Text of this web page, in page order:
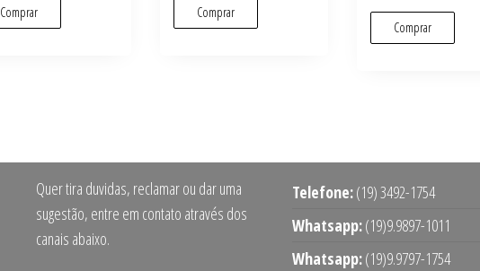
Comprar Comprar
Comprar
Quer tira duvidas, reclamar ou dar uma
sugestão, entre em contato através dos
canais abaixo.
Telefone:(19) 3492-1754
Whatsapp:(19)9.9897-1011
Whatsapp:(19)9.9797-1754